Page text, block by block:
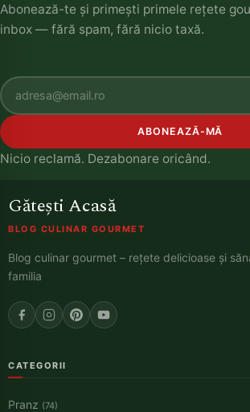
Abonează-te și primești primele rețete
inbox — fără spam, fără nicio taxă.
ABONEAZĂ-MĂ
Nicio reclamă. Dezabonare oricând.
Gătești Acasă
BLOG CULINAR GOURMET
Blog culinar gourmet – rețete delicioase și
familia
CATEGORII
Pranz (74)